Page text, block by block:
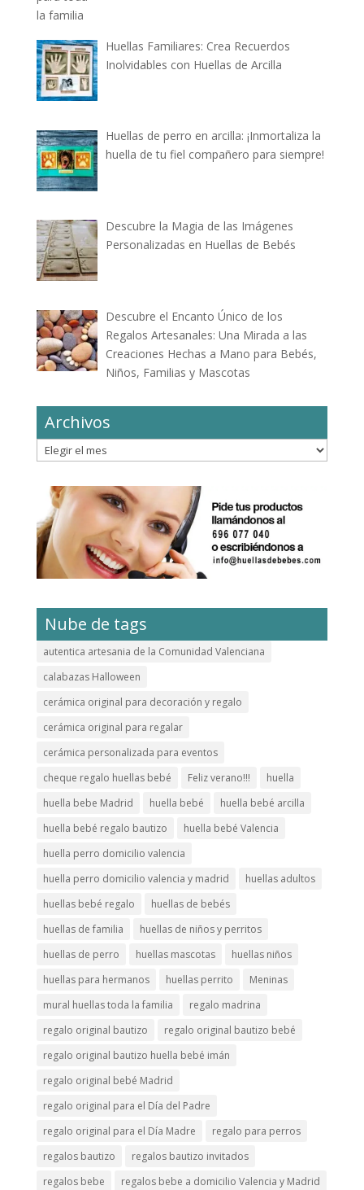
Huellas Familiares: Crea Recuerdos
Inolvidables con Huellas de Arcilla
Huellas de perro en arcilla: ¡Inmortaliza la
huella de tu fiel compañero para siempre!
Descubre la Magia de las Imágenes
Personalizadas en Huellas de Bebés
Descubre el Encanto Único de los
Regalos Artesanales: Una Mirada a las
Creaciones Hechas a Mano para Bebés,
Niños, Familias y Mascotas
Archivos
Archivos
Nube de tags
autentica artesania de la Comunidad Valenciana
calabazas Halloween
cerámica original para decoración y regalo
cerámica original para regalar
cerámica personalizada para eventos
cheque regalo huellas bebé
Feliz verano!!!
huella
huella bebe Madrid
huella bebé
huella bebé arcilla
huella bebé regalo bautizo
huella bebé Valencia
huella perro domicilio valencia
huella perro domicilio valencia y madrid
huellas adultos
huellas bebé regalo
huellas de bebés
huellas de familia
huellas de niños y perritos
huellas de perro
huellas mascotas
huellas niños
huellas para hermanos
huellas perrito
Meninas
mural huellas toda la familia
regalo madrina
regalo original bautizo
regalo original bautizo bebé
regalo original bautizo huella bebé imán
regalo original bebé Madrid
regalo original para el Día del Padre
regalo original para el Día Madre
regalo para perros
regalos bautizo
regalos bautizo invitados
regalos bebe
regalos bebe a domicilio Valencia y Madrid